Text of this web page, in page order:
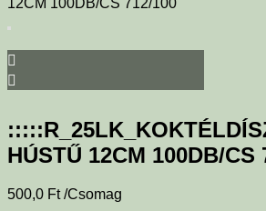
12CM 100DB/CS 712/100
HÚSTŰ 12CM 100DB/CS
500,0 Ft /Csomag